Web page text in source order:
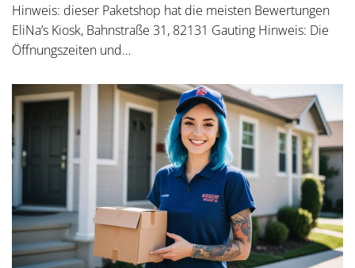
Hinweis: dieser Paketshop hat die meisten Bewertungen
EliNa’s Kiosk, Bahnstraße 31, 82131 Gauting Hinweis: Die
Öffnungszeiten und…